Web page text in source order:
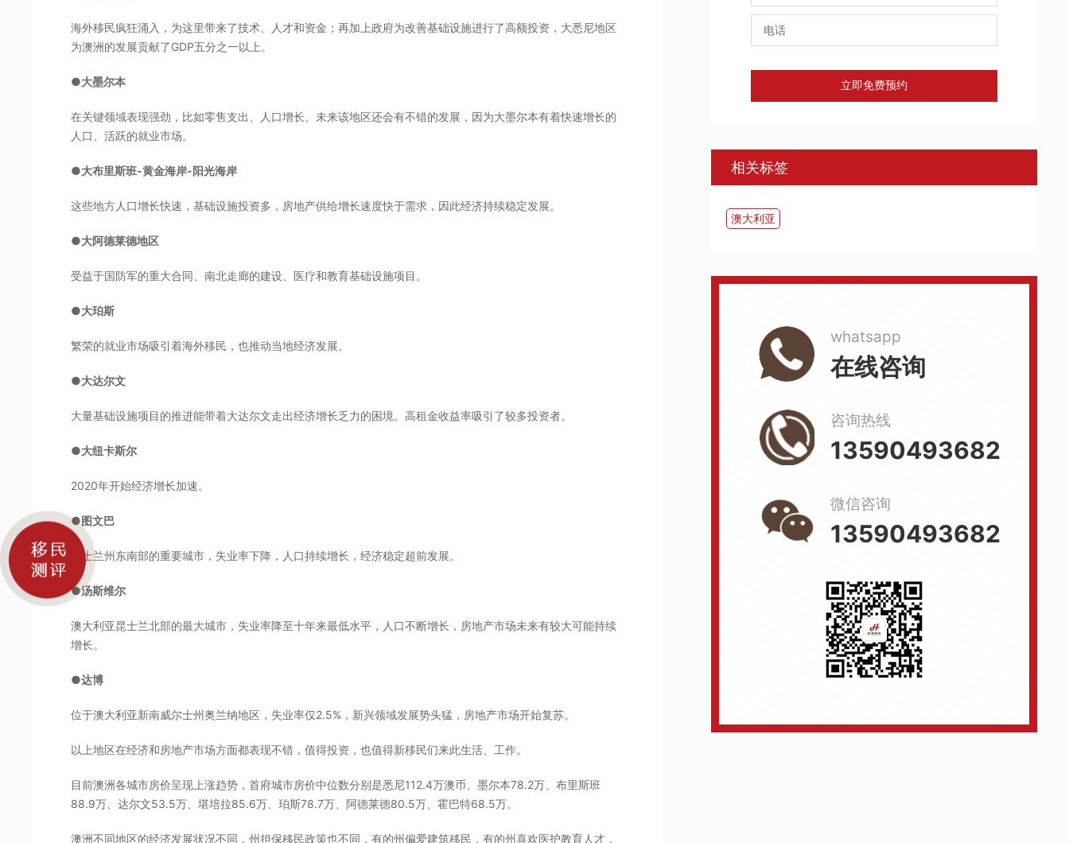
海外移民疯狂涌入，为这里带来了技术、人才和资金；再加上政府为改善基础设施进行了高额投资，大悉尼地区
为澳洲的发展贡献了GDP五分之一以上。
●大墨尔本
在关键领域表现强劲，比如零售支出、人口增长。未来该地区还会有不错的发展，因为大墨尔本有着快速增长的
人口、活跃的就业市场。
●大布里斯班-黄金海岸-阳光海岸
这些地方人口增长快速，基础设施投资多，房地产供给增长速度快于需求，因此经济持续稳定发展。
●大阿德莱德地区
受益于国防军的重大合同、南北走廊的建设、医疗和教育基础设施项目。
●大珀斯
繁荣的就业市场吸引着海外移民，也推动当地经济发展。
●大达尔文
大量基础设施项目的推进能带着大达尔文走出经济增长乏力的困境。高租金收益率吸引了较多投资者。
●大纽卡斯尔
2020年开始经济增长加速。
●图文巴
昆士兰州东南部的重要城市，失业率下降，人口持续增长，经济稳定超前发展。
●汤斯维尔
澳大利亚昆士兰北部的最大城市，失业率降至十年来最低水平，人口不断增长，房地产市场未来有较大可能持续
增长。
●达博
位于澳大利亚新南威尔士州奥兰纳地区，失业率仅2.5%，新兴领域发展势头猛，房地产市场开始复苏。
以上地区在经济和房地产市场方面都表现不错，值得投资，也值得新移民们来此生活、工作。
目前澳洲各城市房价呈现上涨趋势，首府城市房价中位数分别是悉尼112.4万澳币、墨尔本78.2万、布里斯班
88.9万、达尔文53.5万、堪培拉85.6万、珀斯78.7万、阿德莱德80.5万、霍巴特68.5万。
澳洲不同地区的经济发展状况不同，州担保移民政策也不同，有的州偏爱建筑移民，有的州喜欢医护教育人才，
立即免费预约
相关标签
澳大利亚
whatsapp
在线咨询
咨询热线
13590493682
微信咨询
13590493682